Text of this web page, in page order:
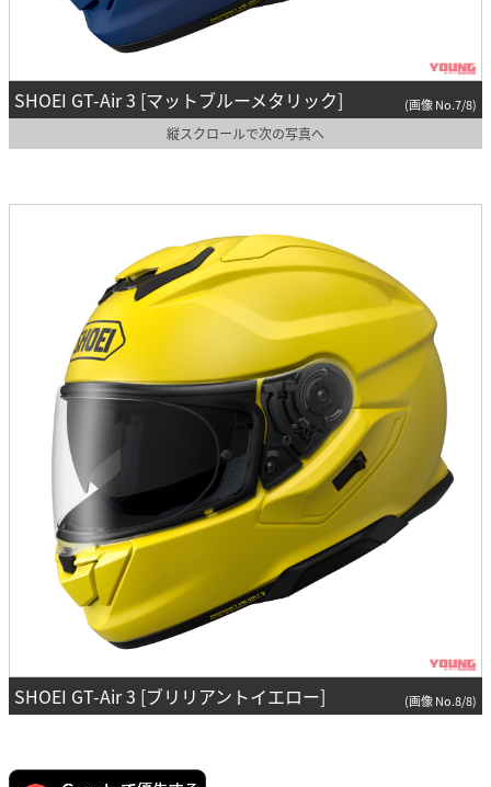
SHOEI GT-Air 3 [マットブルーメタリック] (画像 No.7/8)
縦スクロールで次の写真へ
SHOEI GT-Air 3 [ブリリアントイエロー] (画像 No.8/8)